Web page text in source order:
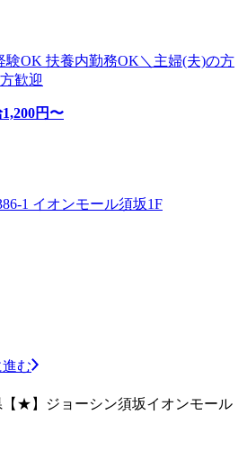
験OK 扶養内勤務OK＼主婦(夫)の方
歓迎
1,200円〜
イオンモール須坂1F
む
★】ジョーシン須坂イオンモール